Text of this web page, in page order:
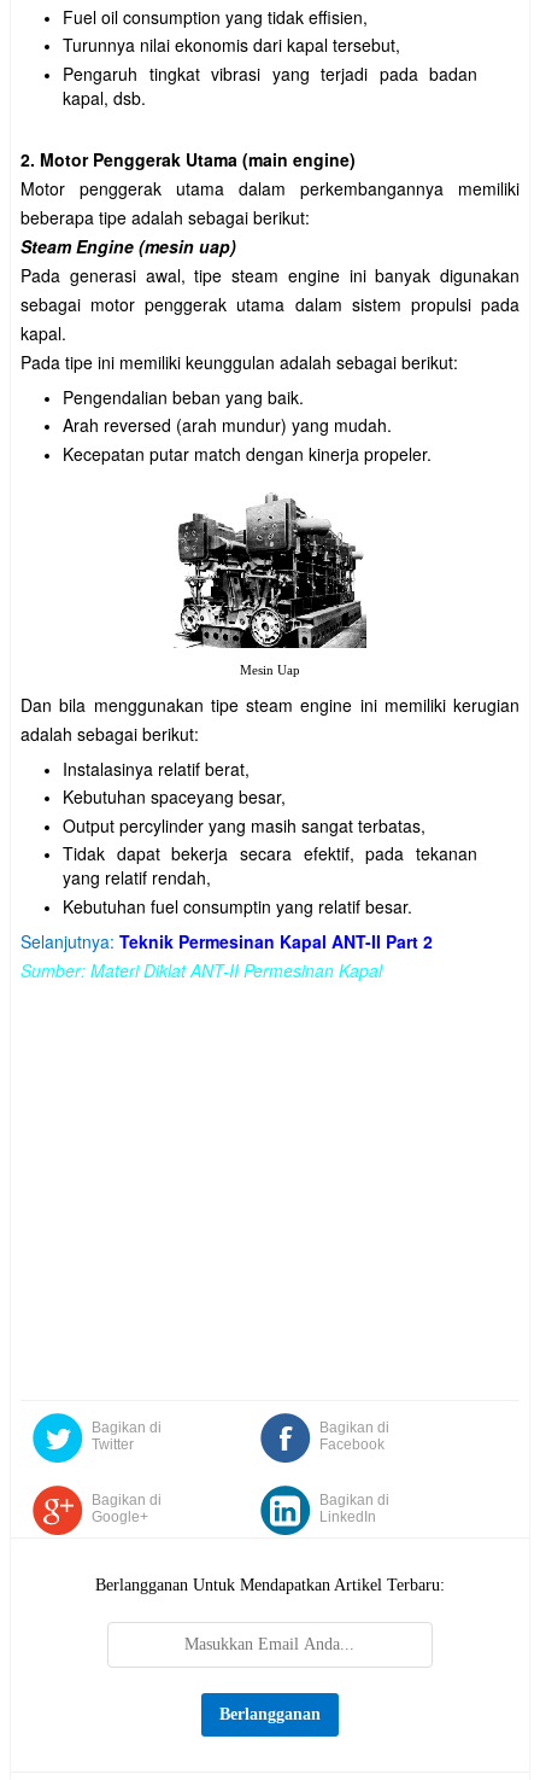
Fuel oil consumption yang tidak effisien,
Turunnya nilai ekonomis dari kapal tersebut,
Pengaruh tingkat vibrasi yang terjadi pada badan
kapal, dsb.
2. Motor Penggerak Utama (main engine)
Motor penggerak utama dalam perkembangannya memiliki
beberapa tipe adalah sebagai berikut:
Steam Engine (mesin uap)
Pada generasi awal, tipe steam engine ini banyak digunakan
sebagai motor penggerak utama dalam sistem propulsi pada
kapal.
Pada tipe ini memiliki keunggulan adalah sebagai berikut:
Pengendalian beban yang baik.
Arah reversed (arah mundur) yang mudah.
Kecepatan putar match dengan kinerja propeler.
Mesin Uap
Dan bila menggunakan tipe steam engine ini memiliki kerugian
adalah sebagai berikut:
Instalasinya relatif berat,
Kebutuhan spaceyang besar,
Output percylinder yang masih sangat terbatas,
Tidak dapat bekerja secara efektif, pada tekanan
yang relatif rendah,
Kebutuhan fuel consumptin yang relatif besar.
Selanjutnya: Teknik Permesinan Kapal ANT-II Part 2
Sumber: Materi Diklat ANT-II Permesinan Kapal
Bagikan di
Facebook
Bagikan di
Twitter
Bagikan di
Google+
Bagikan di
LinkedIn
Berlangganan Untuk Mendapatkan Artikel Terbaru: